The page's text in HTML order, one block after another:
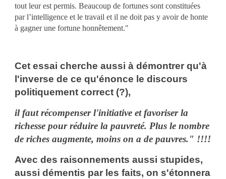
tout leur est permis. Beaucoup de fortunes sont constituées
par l’intelligence et le travail et il ne doit pas y avoir de honte
à gagner une fortune honnêtement."
Cet essai cherche aussi à démontrer qu'à
l'inverse de ce qu'énonce le discours
politiquement correct (?),
il faut récompenser l'initiative et favoriser la
richesse pour réduire la pauvreté. Plus le nombre
de riches augmente, moins on a de pauvres." !!!!
Avec des raisonnements aussi stupides,
aussi démentis par les faits, on s'étonnera